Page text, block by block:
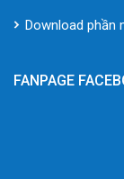
Download phần
FANPAGE